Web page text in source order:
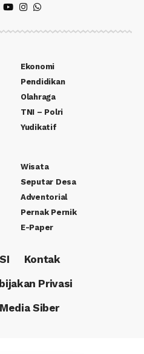
Ekonomi
Pendidikan
Olahraga
TNI – Polri
Yudikatif
Wisata
Seputar Desa
Adventorial
Pernak Pernik
E-Paper
Kontak
Privasi
Siber